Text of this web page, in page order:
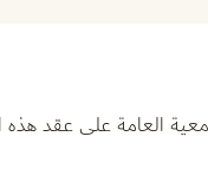
العامة على عقد